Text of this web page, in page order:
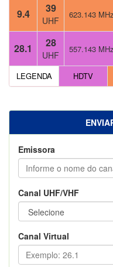
9.4 39
UHF
623.143 MHz
28.1 28
UHF
557.143 MHz
LEGENDA HDTV
Emissora
Canal UHF/VHF
Canal Virtual